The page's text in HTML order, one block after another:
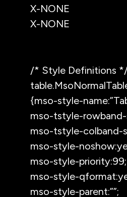
X-NONE
X-NONE
/* Style Definitions
{mso-style-
mso-tstyle-rowband-
mso-tstyle-colband-
mso-style-
mso-style-priority:99;
mso-style-
mso-style-parent:””;